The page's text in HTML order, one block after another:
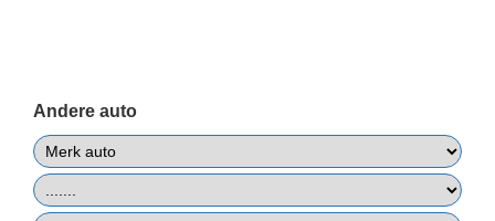
Andere auto